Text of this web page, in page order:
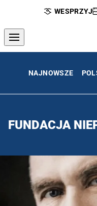
WESPRZYJ
NAJNOWSZE
FUNDACJA